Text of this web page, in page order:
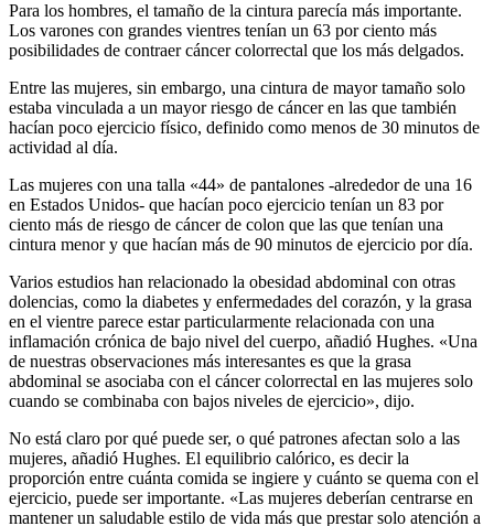
Para los hombres, el tamaño de la cintura parecía más importante.
Los varones con grandes vientres tenían un 63 por ciento más
posibilidades de contraer cáncer colorrectal que los más delgados.
Entre las mujeres, sin embargo, una cintura de mayor tamaño solo
estaba vinculada a un mayor riesgo de cáncer en las que también
hacían poco ejercicio físico, definido como menos de 30 minutos de
actividad al día.
Las mujeres con una talla «44» de pantalones -alrededor de una 16
en Estados Unidos- que hacían poco ejercicio tenían un 83 por
ciento más de riesgo de cáncer de colon que las que tenían una
cintura menor y que hacían más de 90 minutos de ejercicio por día.
Varios estudios han relacionado la obesidad abdominal con otras
dolencias, como la diabetes y enfermedades del corazón, y la grasa
en el vientre parece estar particularmente relacionada con una
inflamación crónica de bajo nivel del cuerpo, añadió Hughes. «Una
de nuestras observaciones más interesantes es que la grasa
abdominal se asociaba con el cáncer colorrectal en las mujeres solo
cuando se combinaba con bajos niveles de ejercicio», dijo.
No está claro por qué puede ser, o qué patrones afectan solo a las
mujeres, añadió Hughes. El equilibrio calórico, es decir la
proporción entre cuánta comida se ingiere y cuánto se quema con el
ejercicio, puede ser importante. «Las mujeres deberían centrarse en
mantener un saludable estilo de vida más que prestar solo atención a